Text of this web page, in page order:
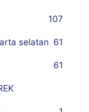
107
selatan 61
61